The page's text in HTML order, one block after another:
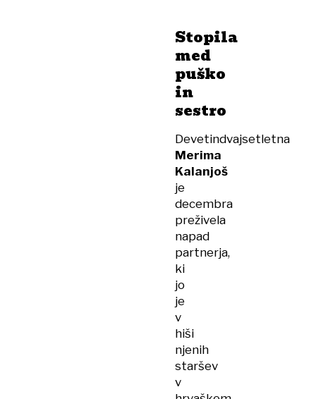
in
puško
Stopila
med
puško
in
sestro
Devetindvajsetletna
Merima
Kalanjoš
je
decembra
preživela
napad
partnerja,
ki
jo
je
v
hiši
njenih
staršev
v